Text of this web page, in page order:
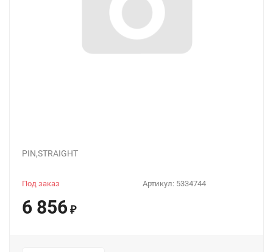
PIN,STRAIGHT
Артикул: 5334744
Под заказ
6 856 ₽